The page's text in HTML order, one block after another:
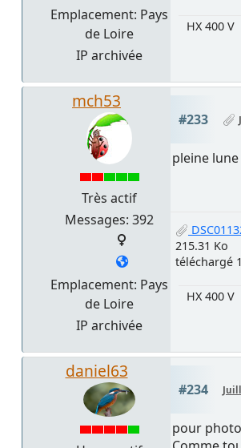
Emplacement: Pays
de Loire
IP archivée
HX 400 V
mch53
Très actif
Messages: 392
Emplacement: Pays
de Loire
IP archivée
#233
pleine
215.31 Ko
téléchargé
HX 400 V
daniel63
#234
pour